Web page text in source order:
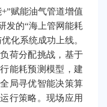
赋能油气管道增值
发的“海上管网能耗
化系统成功上线。
荷分配挑战，基于
能耗预测模型，建
局寻优智能决策算
行策略。现场应用